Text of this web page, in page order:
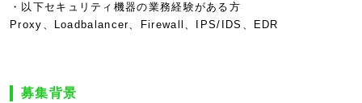
・以下セキュリティ機器の業務経験がある方
Proxy、Loadbalancer、Firewall、IPS/IDS、EDR
募集背景